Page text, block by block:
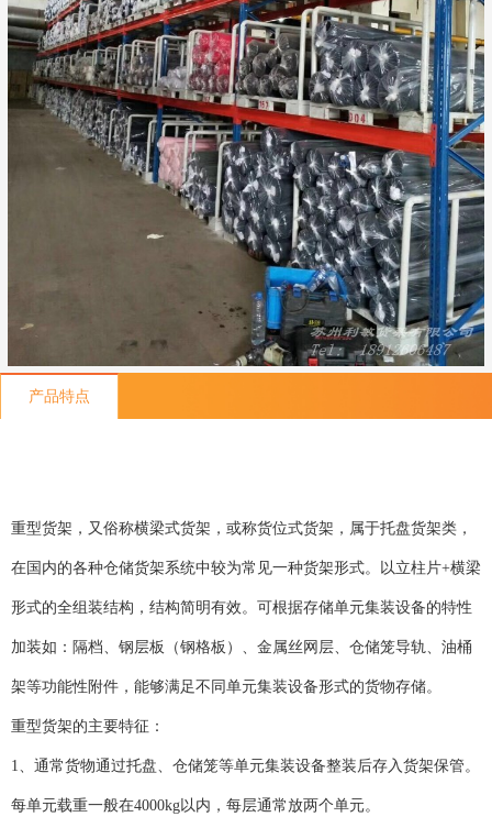
产品特点
重型货架，又俗称横梁式货架，或称货位式货架，属于托盘货架类，
在国内的各种仓储货架系统中较为常见一种货架形式。以立柱片+横梁
形式的全组装结构，结构简明有效。可根据存储单元集装设备的特性
加装如：隔档、钢层板（钢格板）、金属丝网层、仓储笼导轨、油桶
架等功能性附件，能够满足不同单元集装设备形式的货物存储。
重型货架的主要特征：
1、通常货物通过托盘、仓储笼等单元集装设备整装后存入货架保管。
每单元载重一般在4000kg以内，每层通常放两个单元。